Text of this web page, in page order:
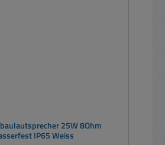
25W 8Ohm
IP65 Weiss